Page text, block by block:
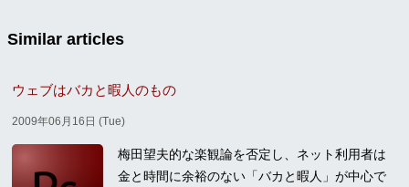
Similar articles
ウェブはバカと暇人のもの
2009年06月16日 (Tue)
梅田望夫的な楽観論を否定し、ネット利用者は
金と時間に余裕のない「バカと暇人」が中心で